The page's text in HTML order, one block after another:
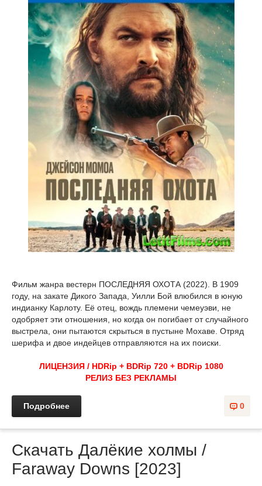
Фильм жанра вестерн ПОСЛЕДНЯЯ ОХОТА (2022). В 1909
году, на закате Дикого Запада, Уилли Бой влюбился в юную
индианку Карлоту. Её отец, вождь племени чемеуэви, не
одобряет эти отношения, но когда он погибает от случайного
выстрела, они пытаются скрыться в пустыне Мохаве. Отряд
шерифа и двое индейцев отправляются на их поиски.
ЛИЦЕНЗИЯ / HDRip + BDRip 720 + BDRip 1080
РЕЛИЗ БЕЗ РЕКЛАМЫ
0
Подробнее
Скачать Далёкие холмы /
Faraway Downs [2023]